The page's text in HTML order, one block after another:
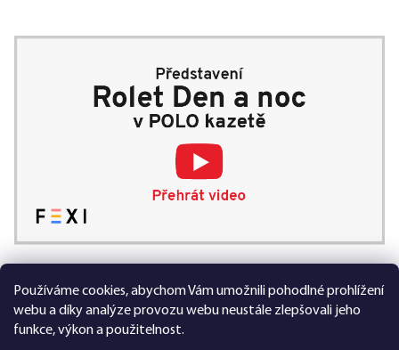
Používáme cookies, abychom Vám umožnili pohodlné prohlížení
webu a díky analýze provozu webu neustále zlepšovali jeho
funkce, výkon a použitelnost.
99 % spokojených zákazníků